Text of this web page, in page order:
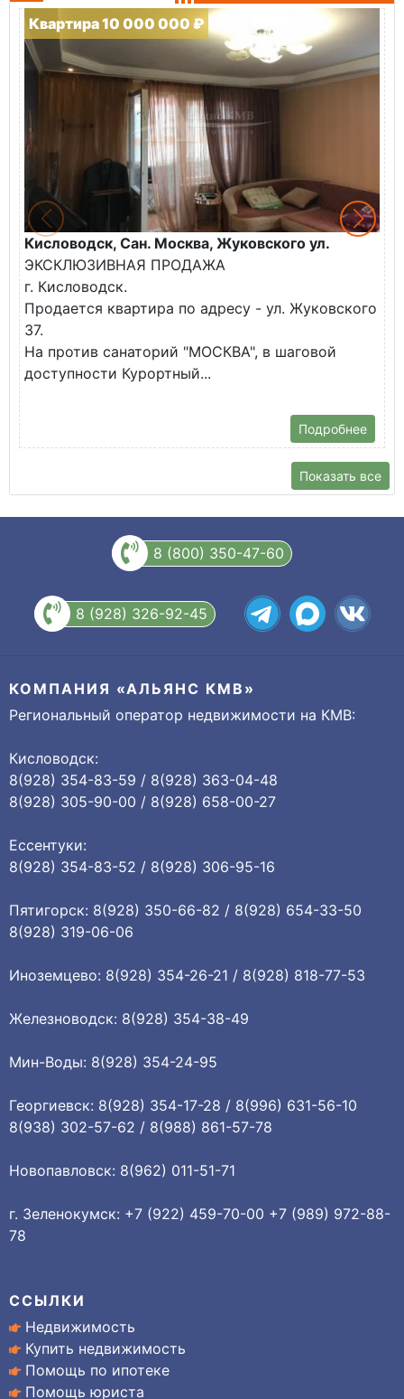
Квартира 10 000 000 ₽
Кисловодск, Сан. Москва, Жуковского ул.
ЭКСКЛЮЗИВНАЯ ПРОДАЖА
г. Кисловодск.
Продается квартира по адресу - ул. Жуковского
37.
На против санаторий "МОСКВА", в шаговой
доступности Курортный...
Подробнее
Показать все
8 (800) 350-47-60
8 (928) 326-92-45
КОМПАНИЯ «АЛЬЯНС КМВ»
Региональный оператор недвижимости на КМВ:
Кисловодск:
8(928) 354-83-59 / 8(928) 363-04-48
8(928) 305-90-00 / 8(928) 658-00-27
Ессентуки:
8(928) 354-83-52 / 8(928) 306-95-16
Пятигорск: 8(928) 350-66-82 / 8(928) 654-33-50
8(928) 319-06-06
Иноземцево: 8(928) 354-26-21 / 8(928) 818-77-53
Железноводск: 8(928) 354-38-49
Мин-Воды: 8(928) 354-24-95
Георгиевск: 8(928) 354-17-28 / 8(996) 631-56-10
8(938) 302-57-62 / 8(988) 861-57-78
Новопавловск: 8(962) 011-51-71
г. Зеленокумск: +7 (922) 459-70-00 +7 (989) 972-88-
78
ССЫЛКИ
Недвижимость
Купить недвижимость
Помощь по ипотеке
Помощь юриста